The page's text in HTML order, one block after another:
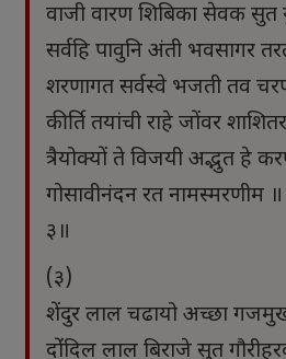
वाजी वारण शिबिका सेवक सुत
सर्वहि पावुनि अंती भवसागर
शरणागत सर्वस्वे भजती तव
कीर्ति तयांची राहे जोंवर
त्रैयोक्यों ते विजयी अद्भुत हे
गोसावीनंदन रत
३॥
(३)
शेंदुर लाल चढायो अच्छा
दोंंदिल लाल बिराजे सुत